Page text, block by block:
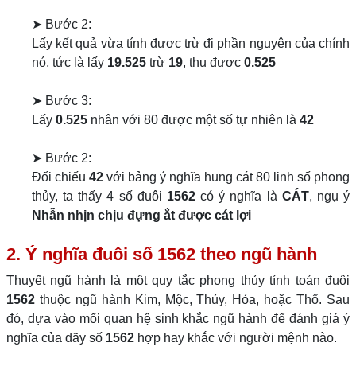
➤ Bước 2:
Lấy kết quả vừa tính được trừ đi phần nguyên của chính
nó, tức là lấy 19.525 trừ 19, thu được 0.525
➤ Bước 3:
Lấy 0.525 nhân với 80 được một số tự nhiên là 42
➤ Bước 2:
Đối chiếu 42 với bảng ý nghĩa hung cát 80 linh số phong
thủy, ta thấy 4 số đuôi 1562có ý nghĩa là CÁT, ngụ ý
Nhẫn nhịn chịu đựng ắt được cát lợi
2. Ý nghĩa đuôi số 1562 theo ngũ hành
Thuyết ngũ hành là một quy tắc phong thủy tính toán đuôi
1562 thuộc ngũ hành Kim, Mộc, Thủy, Hỏa, hoặc Thổ. Sau
đó, dựa vào mối quan hệ sinh khắc ngũ hành để đánh giá ý
nghĩa của dãy số 1562 hợp hay khắc với người mệnh nào.